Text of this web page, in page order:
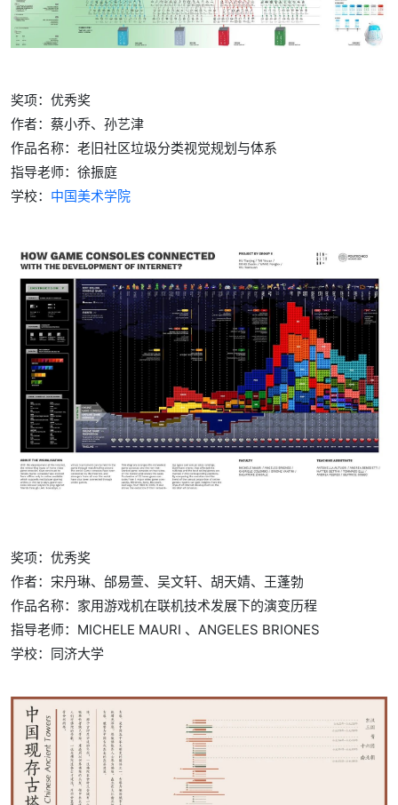
奖项：优秀奖
作者：蔡小乔、孙艺津
作品名称：老旧社区垃圾分类视觉规划与体系
指导老师：徐振庭
学校： 中国美术学院
奖项：优秀奖
作者：宋丹琳、邰易萱、吴文轩、胡天婧、王蓬勃
作品名称：家用游戏机在联机技术发展下的演变历程
指导老师：MICHELE MAURI 、ANGELES BRIONES
学校： 同济大学